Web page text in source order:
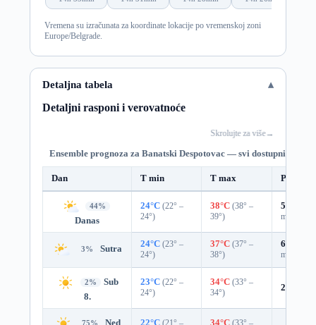
Vremena su izračunata za koordinate lokacije po vremenskoj zoni
Europe/Belgrade.
Detaljna tabela
Detaljni rasponi i verovatnoće
Skrolujte za više→
Ensemble prognoza za Banatski Despotovac — svi dostupni dani
Dan T min T max
44%
Danas
24°C (22° –
24°)
38°C (38° –
39°)
53%
mm)
3% Sutra 24°C (23° –
24°)
37°C (37° –
38°)
68%
mm)
2%
Sub
8.
23°C (22° –
24°)
34°C (33° –
34°)
21%
75% Ned 22°C (21° – 34°C (33° –